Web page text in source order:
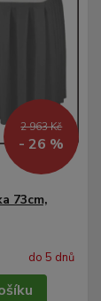
2 963 Kč
- 26 %
73cm,
do 5 dnů